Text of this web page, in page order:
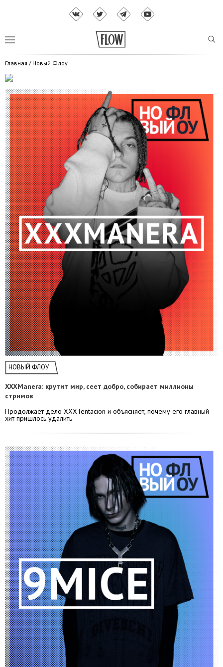
Главная / Новый Флоу
НОВЫЙ ФЛОУ
XXXManera: крутит мир, сеет добро, собирает миллионы
стримов
Продолжает дело XXXTentacion и объясняет, почему его главный
хит пришлось удалить